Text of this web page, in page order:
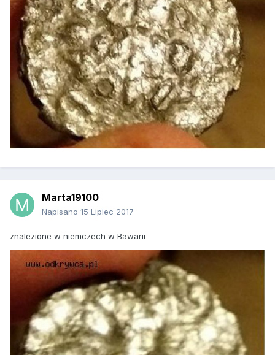
Marta19100
Napisano 15 Lipiec 2017
znalezione w niemczech w Bawarii